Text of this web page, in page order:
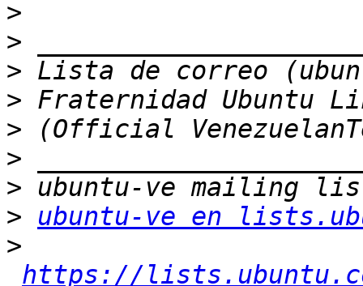
>
>
>
>
>
>
>
>
ubuntu-ve en
>
https://